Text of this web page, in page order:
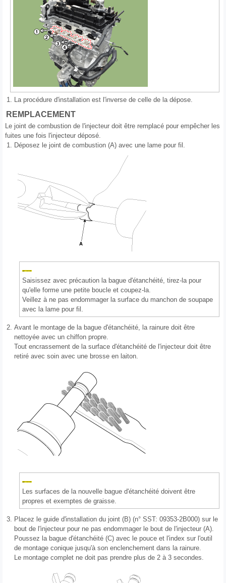
1. La procédure d'installation est l'inverse de celle de la dépose.
REMPLACEMENT
Le joint de combustion de l'injecteur doit être remplacé pour empêcher les
fuites une fois l'injecteur déposé.
1. Déposez le joint de combustion (A) avec une lame pour fil.
Saisissez avec précaution la bague d'étanchéité, tirez-la pour
qu'elle forme une petite boucle et coupez-la.
Veillez à ne pas endommager la surface du manchon de soupape
avec la lame pour fil.
2. Avant le montage de la bague d'étanchéité, la rainure doit être
nettoyée avec un chiffon propre.
Tout encrassement de la surface d'étanchéité de l'injecteur doit être
retiré avec soin avec une brosse en laiton.
Les surfaces de la nouvelle bague d'étanchéité doivent être
propres et exemptes de graisse.
3. Placez le guide d'installation du joint (B) (n° SST: 09353-2B000) sur le
bout de l'injecteur pour ne pas endommager le bout de l'injecteur (A).
Poussez la bague d'étanchéité (C) avec le pouce et l'index sur l'outil
de montage conique jusqu'à son enclenchement dans la rainure.
Le montage complet ne doit pas prendre plus de 2 à 3 secondes.